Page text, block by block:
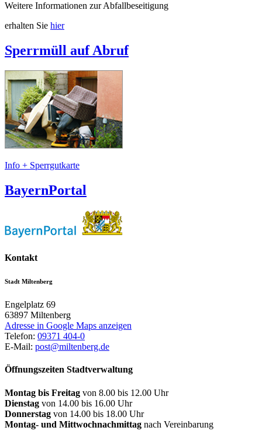
Weitere Informationen zur Abfallbeseitigung
erhalten Sie hier
Sperrmüll auf Abruf
Info + Sperrgutkarte
BayernPortal
Kontakt
Stadt Miltenberg
Engelplatz 69
63897 Miltenberg
Adresse in Google Maps anzeigen
Telefon: 09371 404-0
E-Mail: post@miltenberg.de
Öffnungszeiten Stadtverwaltung
Montag bis Freitag von 8.00 bis 12.00 Uhr
Dienstag von 14.00 bis 16.00 Uhr
Donnerstag von 14.00 bis 18.00 Uhr
Montag- und Mittwochnachmittag nach Vereinbarung